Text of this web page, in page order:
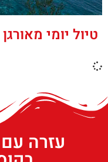
טיול יומי
עזרה